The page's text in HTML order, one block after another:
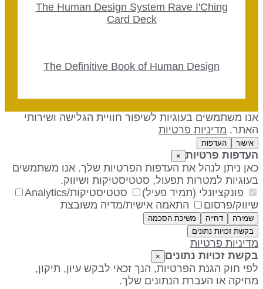
The Human Design System Rave I'Ching
Card Deck
The Definitive Book of Human Design
משתמשים בעוגיות לשיפור חוויית הגלישה ושירותי
מדיניות פרטיות
אישור העדפות
פרטיות ×
ניתן לנהל את העדפות הפרטיות שלך. אנו משתמשים
למטרות תפעול, סטטיסטיקות ושיווק.
פונקציונלי (תמיד פעיל)
סטטיסטיקות/Analytics
פרסום
התאמה אישית/מדיה משובצת
שמירה דחייה
משיכת הסכמה
בקשת זכויות נתונים
פרטיות
זכויות נתונים
חוק הגנת הפרטיות, הנך זכאי לבקש עיון, תיקון,
או העברת הנתונים שלך.